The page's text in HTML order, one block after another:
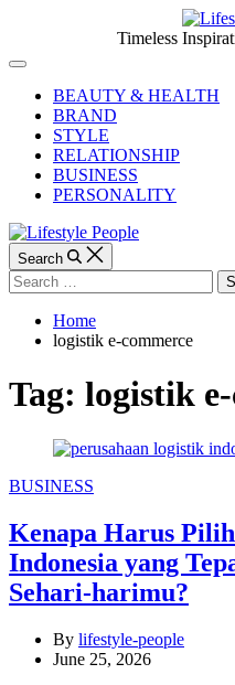
content
People
Timeless
Off
CanvasBEAUTY & HEALTH
BRAND
STYLE
RELATIONSHIP
BUSINESS
PERSONALITY
Search
Search
for:
Home
logistik e-commerce
Tag: logistik
Categories
BUSINESS
Kenapa Harus
Indonesia yang
Sehari-harimu?
By lifestyle-people
June 25, 2026